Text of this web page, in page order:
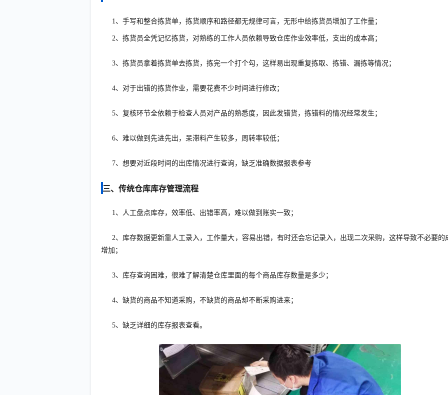
1、手写和整合拣货单，拣货顺序和路径都无规律可言，无形中给拣货员增加了工作量；
2、拣货员全凭记忆拣货，对熟练的工作人员依赖导致仓库作业效率低，支出的成本高；
3、拣货员拿着拣货单去拣货，拣完一个打个勾，这样易出现重复拣取、拣错、漏拣等情况；
4、对于出错的拣货作业，需要花费不少时间进行修改；
5、复核环节全依赖于检查人员对产品的熟悉度，因此发错货，拣错料的情况经常发生；
6、难以做到先进先出，呆滞料产生较多，周转率较低；
7、想要对近段时间的出库情况进行查询，缺乏准确数据报表参考
三、传统仓库库存管理流程
1、人工盘点库存，效率低、出错率高，难以做到账实一致；
2、库存数据更新靠人工录入，工作量大，容易出错，有时还会忘记录入，出现二次采购，这样导致不必要的
增加；
3、库存查询困难，很难了解清楚仓库里面的每个商品库存数量是多少；
4、缺货的商品不知道采购，不缺货的商品却不断采购进来；
5、缺乏详细的库存报表查看。